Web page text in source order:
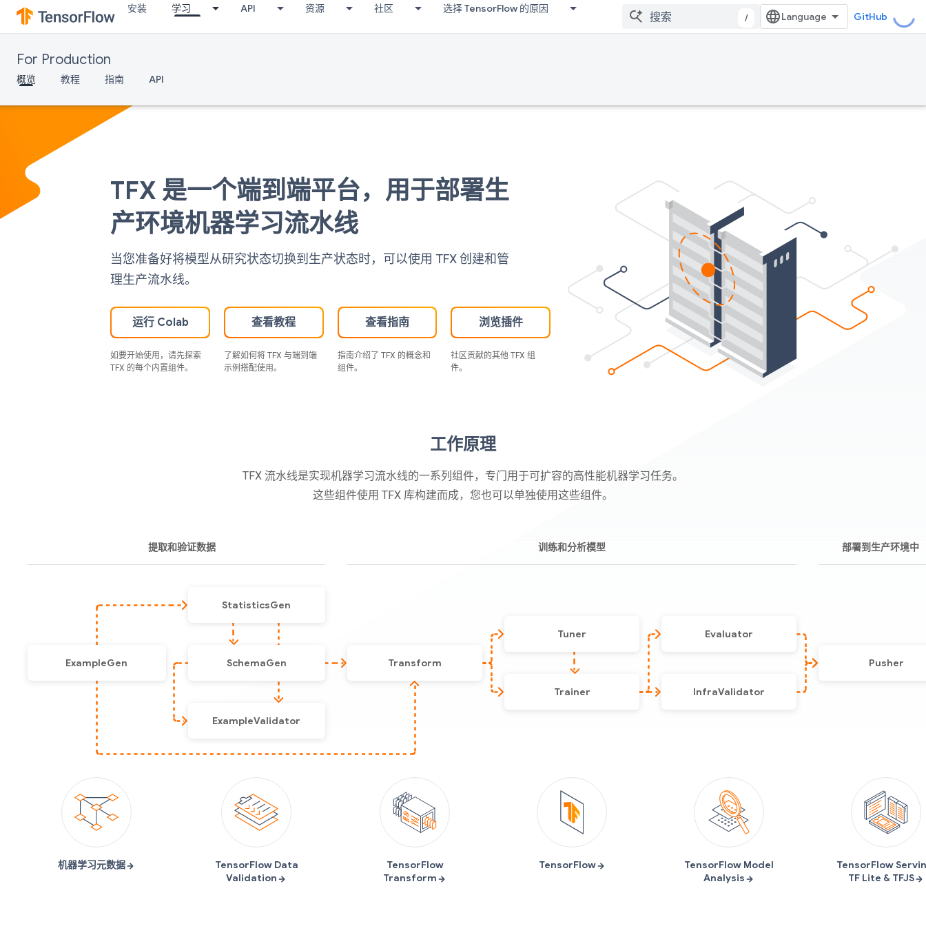
安装 学习 API 资源 社区 选择 TensorFlow 的原因
/ GitHub
For Production
概览 教程 指南 API
TFX 是一个端到端平台，用于部署生
产环境机器学习流水线
当您准备好将模型从研究状态切换到生产状态时，可以使用 TFX 创建和管
理生产流水线。
运行 Colab
如要开始使用，请先探索
TFX 的每个内置组件。
查看教程
了解如何将 TFX 与端到端
示例搭配使用。
查看指南
指南介绍了 TFX 的概念和
组件。
浏览插件
社区贡献的其他 TFX 组
件。
工作原理
TFX 流水线是实现机器学习流水线的一系列组件，专门用于可扩容的高性能机器学习任务。
这些组件使用 TFX 库构建而成，您也可以单独使用这些组件。